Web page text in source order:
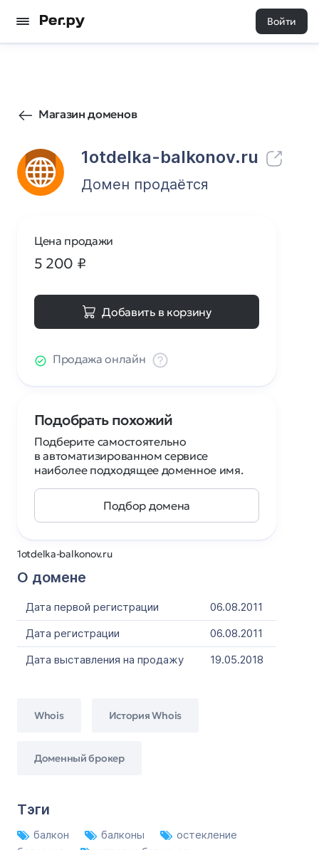
Войти
Магазин доменов
1otdelka-balkonov.ru
44 0
Домен продаётся
1otdelka-balkonov.ru
О домене
Дата первой регистрации
06.08.2011
Дата регистрации
06.08.2011
Дата выставления на продажу
19.05.2018
Whois История Whois
Доменный брокер
Тэги
балкон балконы
остекление
Цена продажи
5 200 ₽
Добавить в корзину
Продажа онлайн
Подобрать похожий
Подберите самостоятельно
в автоматизированном сервисе
наиболее подходящее доменное имя.
Подбор домена